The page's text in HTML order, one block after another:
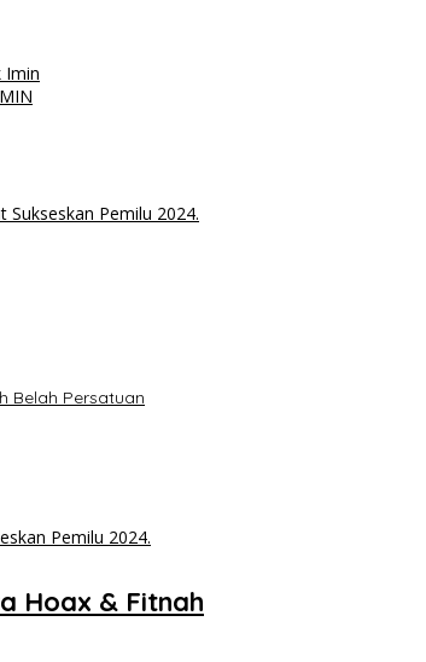
Imin
Belah Persatuan
Hoax & Fitnah